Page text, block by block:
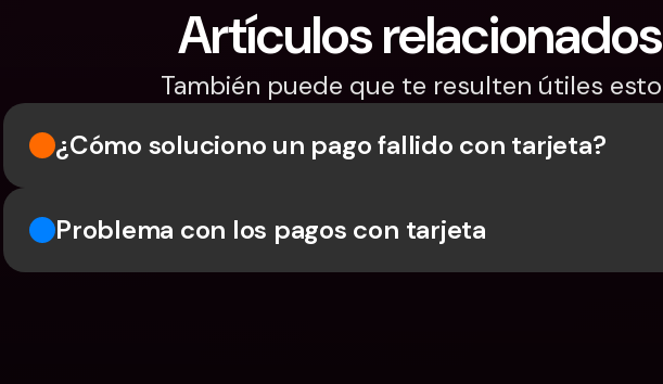
Artículos relacionados
También puede que te resulten útiles
¿Cómo soluciono un pago fallido con tarjeta?
Problema con los pagos con tarjeta